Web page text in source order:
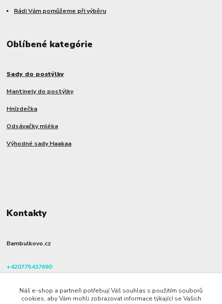
Rádi Vám pomůžeme při výběru
Oblíbené kategórie
Sady do postýlky
Mantinely do postýlky
Hnízdečka
Odsávačky mléka
Výhodné sady Haakaa
Kontakty
Bambulkovo.cz
+420775437690
info@bambulkovo.cz
Náš e-shop a partneři potřebují Váš souhlas s použitím souborů
cookies, aby Vám mohli zobrazovat informace týkající se Vašich